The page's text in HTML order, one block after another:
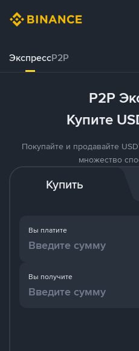
ЭкспрессP2P
P2P
Купите
Покупайте и продавайте
множество
Купить
Вы платите
Вы получите